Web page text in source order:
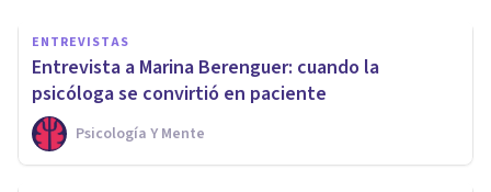
ENTREVISTAS
Entrevista a Marina Berenguer: cuando la
psicóloga se convirtió en paciente
Psicología Y Mente